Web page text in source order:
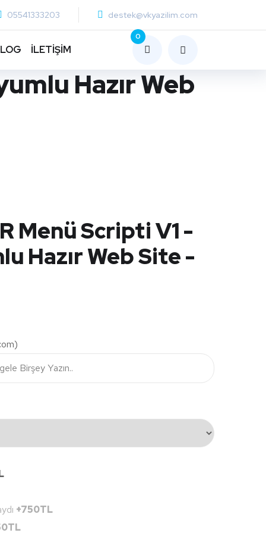
05541333203 destek@vkyazilim.com
İLETİŞİM
0
Hazır Web
Menü Scripti V1 -
Hazır Web Site -
+750TL